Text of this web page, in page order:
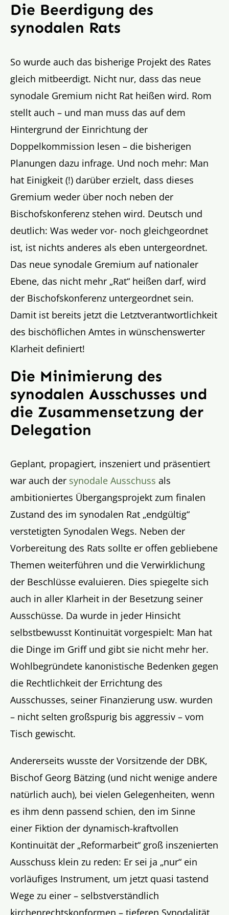
Die Beerdigung des
synodalen Rats
So wurde auch das bisherige Projekt des Rates
gleich mitbeerdigt. Nicht nur, dass das neue
synodale Gremium nicht Rat heißen wird. Rom
stellt auch – und man muss das auf dem
Hintergrund der Einrichtung der
Doppelkommission lesen – die bisherigen
Planungen dazu infrage. Und noch mehr: Man
hat Einigkeit (!) darüber erzielt, dass dieses
Gremium weder über noch neben der
Bischofskonferenz stehen wird. Deutsch und
deutlich: Was weder vor- noch gleichgeordnet
ist, ist nichts anderes als eben untergeordnet.
Das neue synodale Gremium auf nationaler
Ebene, das nicht mehr „Rat“ heißen darf, wird
der Bischofskonferenz untergeordnet sein.
Damit ist bereits jetzt die Letztverantwortlichkeit
des bischöflichen Amtes in wünschenswerter
Klarheit definiert!
Die Minimierung des
synodalen Ausschusses und
die Zusammensetzung der
Delegation
Geplant, propagiert, inszeniert und präsentiert
war auch der synodale Ausschuss als
ambitioniertes Übergangsprojekt zum finalen
Zustand des im synodalen Rat „endgültig“
verstetigten Synodalen Wegs. Neben der
Vorbereitung des Rats sollte er offen gebliebene
Themen weiterführen und die Verwirklichung
der Beschlüsse evaluieren. Dies spiegelte sich
auch in aller Klarheit in der Besetzung seiner
Ausschüsse. Da wurde in jeder Hinsicht
selbstbewusst Kontinuität vorgespielt: Man hat
die Dinge im Griff und gibt sie nicht mehr her.
Wohlbegründete kanonistische Bedenken gegen
die Rechtlichkeit der Errichtung des
Ausschusses, seiner Finanzierung usw. wurden
– nicht selten großspurig bis aggressiv – vom
Tisch gewischt.
Andererseits wusste der Vorsitzende der DBK,
Bischof Georg Bätzing (und nicht wenige andere
natürlich auch), bei vielen Gelegenheiten, wenn
es ihm denn passend schien, den im Sinne
einer Fiktion der dynamisch-kraftvollen
Kontinuität der „Reformarbeit“ groß inszenierten
Ausschuss klein zu reden: Er sei ja „nur“ ein
vorläufiges Instrument, um jetzt quasi tastend
Wege zu einer – selbstverständlich